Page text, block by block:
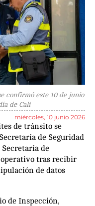
confirmó este 10 de junio
de Cali
miércoles, 10 junio 2026
de tránsito se
de Seguridad
de
tras recibir
de datos
de Inspección,